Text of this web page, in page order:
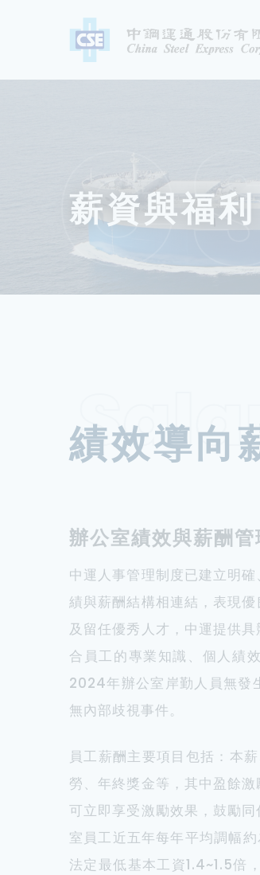
薪資與福利
績效導向
辦公室績效與薪酬管
中運人事管理制度已建立明
績與薪酬結構相連結，表現
及留任優秀人才，中運提供
合員工的專業知識、個人績
2024年辦公室岸勤人員無發
無內部歧視事件。
員工薪酬主要項目包括：本
勞、年終獎金等，其中盈餘
可立即享受激勵效果，鼓勵
室員工近五年每年平均調幅
法定最低基本工資1.4~1.5倍